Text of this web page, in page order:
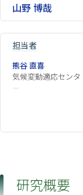
山野 博哉
担当者
熊谷 直喜
気候変動適応センタ
ー
研究概要